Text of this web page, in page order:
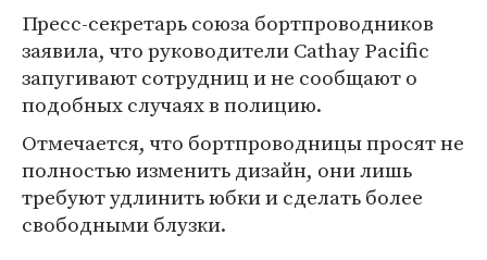
Пресс-секретарь союза бортпроводников
заявила, что руководители Cathay Pacific
запугивают сотрудниц и не сообщают о
подобных случаях в полицию.
Отмечается, что бортпроводницы просят не
полностью изменить дизайн, они лишь
требуют удлинить юбки и сделать более
свободными блузки.